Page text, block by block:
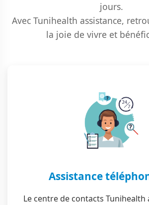
jours.
Avec Tunihealth assistance,
la joie de vivre et
Assistance
Le centre de contacts Tunihealth